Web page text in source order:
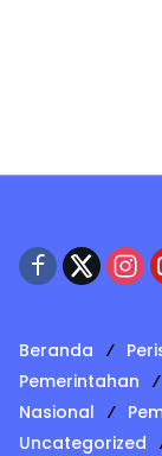
Beranda
Pemerintahan
Nasional
Uncategorized